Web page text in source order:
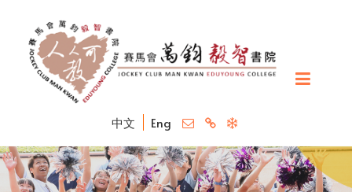
中文 Eng